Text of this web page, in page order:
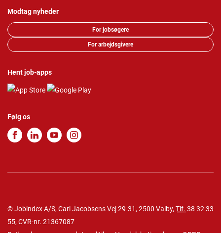
Modtag nyheder
For jobsøgere
For arbejdsgivere
Hent job-apps
Følg os
© Jobindex A/S, Carl Jacobsens Vej 29-31, 2500 Valby, Tlf. 38 32 33
55, CVR-nr. 21367087